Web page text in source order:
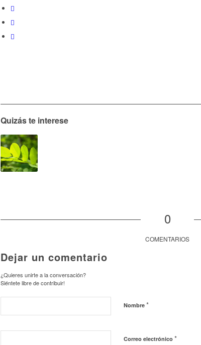
Quizás te interese
0
COMENTARIOS
Dejar un comentario
¿Quieres unirte a la conversación?
Siéntete libre de contribuir!
Nombre *
Correo electrónico *